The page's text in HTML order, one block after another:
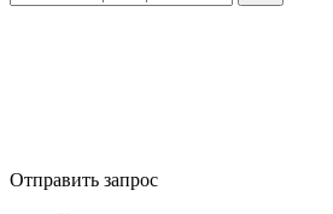
Отправить запрос